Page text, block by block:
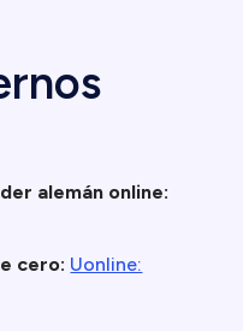
alemán online:
cero: Uonline: